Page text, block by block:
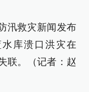
汛救灾新闻发布
库溃口洪灾在
联。（记者：赵